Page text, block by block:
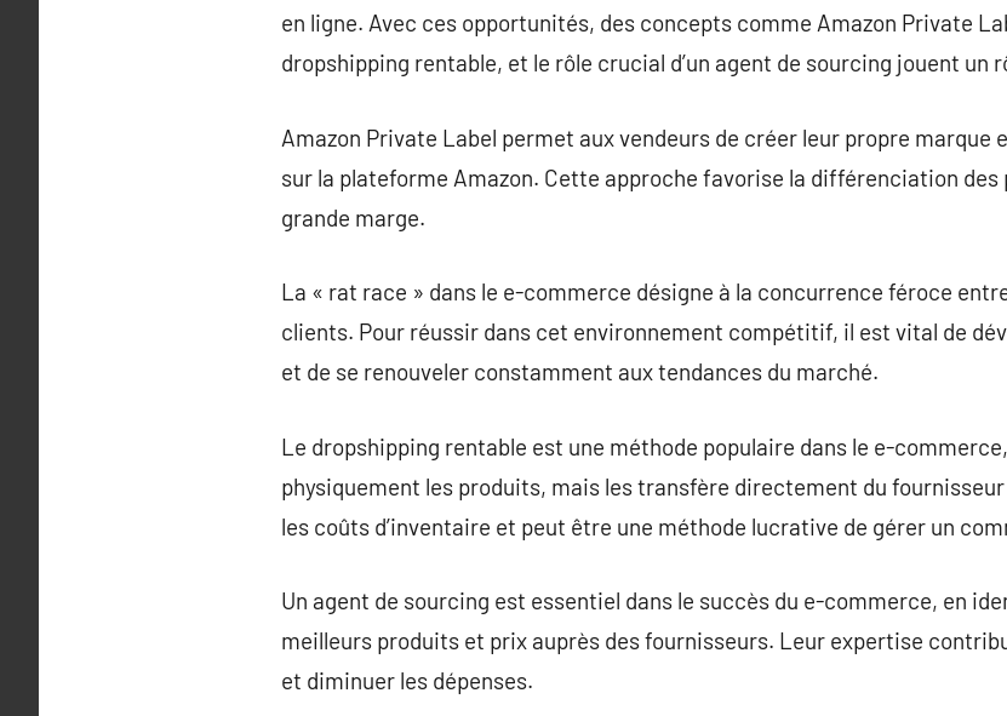
en ligne. Avec ces opportunités, des concepts comme Amazon Private
dropshipping rentable, et le rôle crucial d’un agent de sourcing jouent un
Amazon Private Label permet aux vendeurs de créer leur propre marque
sur la plateforme Amazon. Cette approche favorise la différenciation
grande marge.
La « rat race » dans le e-commerce désigne à la concurrence féroce
clients. Pour réussir dans cet environnement compétitif, il est vital de
et de se renouveler constamment aux tendances du marché.
Le dropshipping rentable est une méthode populaire dans le e-
physiquement les produits, mais les transfère directement du
les coûts d’inventaire et peut être une méthode lucrative de gérer un
Un agent de sourcing est essentiel dans le succès du e-commerce, en
meilleurs produits et prix auprès des fournisseurs. Leur expertise
et diminuer les dépenses.